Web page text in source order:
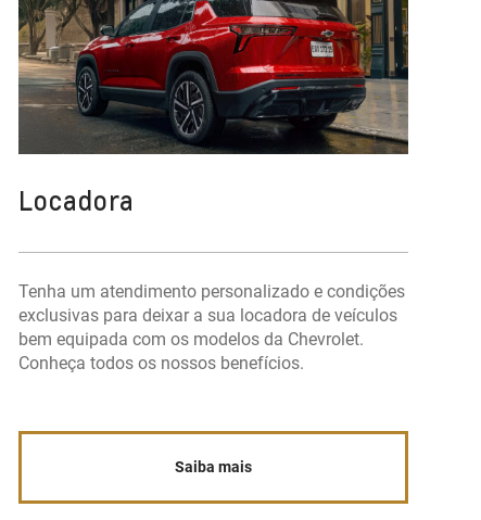
Locadora
Tenha um atendimento personalizado e condições
exclusivas para deixar a sua locadora de veículos
bem equipada com os modelos da Chevrolet.
Conheça todos os nossos benefícios.
Saiba mais